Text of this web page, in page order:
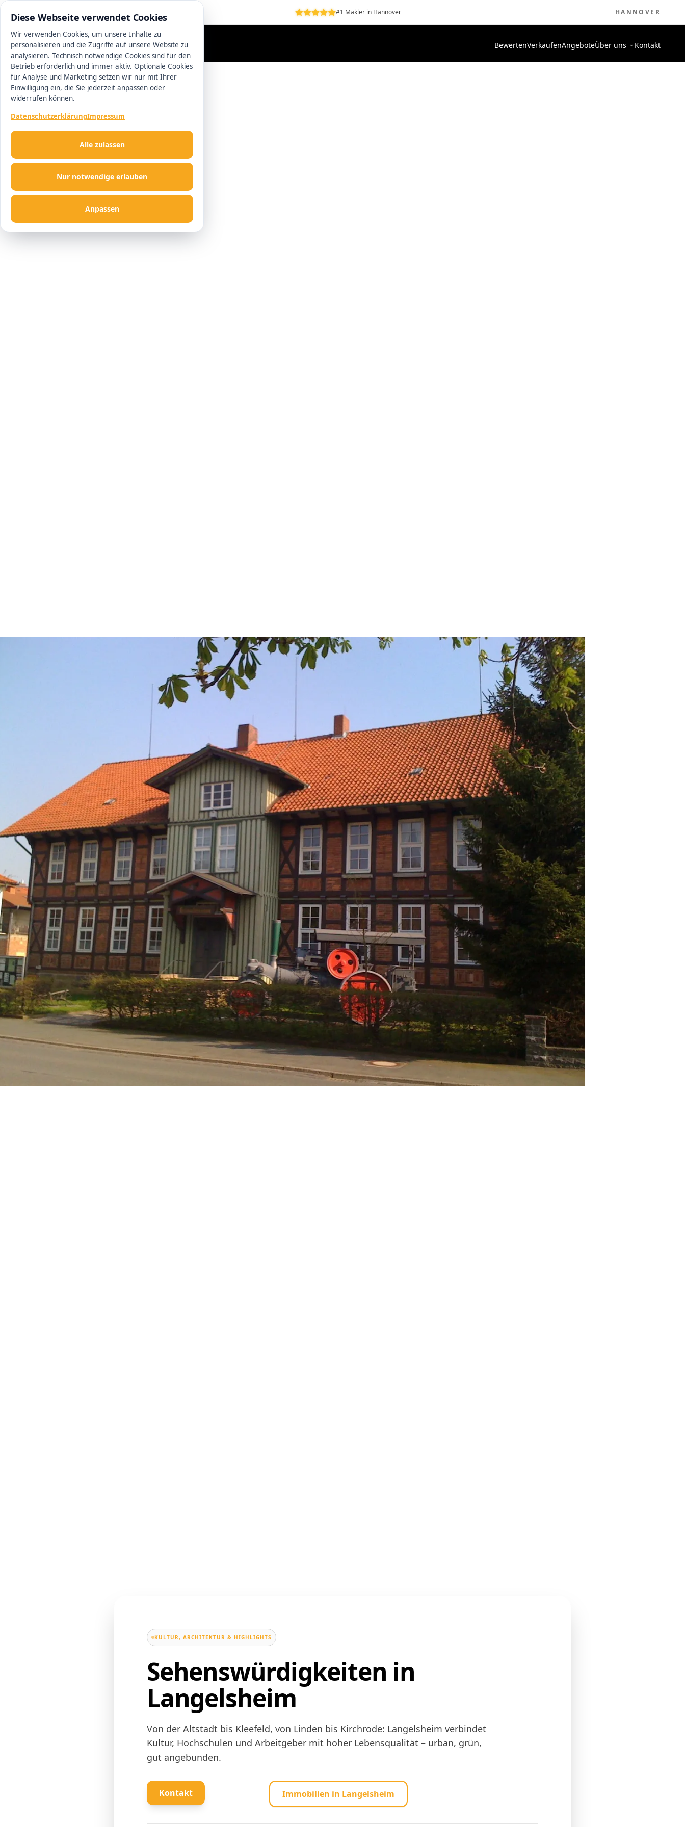
0511 13221100 #1 Makler in Hannover HANNOVER
BewertenVerkaufenAngeboteÜber uns Kontakt
KULTUR, ARCHITEKTUR & HIGHLIGHTS
Sehenswürdigkeiten in
Langelsheim
Von der Altstadt bis Kleefeld, von Linden bis Kirchrode: Langelsheim verbindet
Kultur, Hochschulen und Arbeitgeber mit hoher Lebensqualität – urban, grün,
gut angebunden.
Kontakt Immobilien in Langelsheim
Diese Webseite verwendet Cookies
Wir verwenden Cookies, um unsere Inhalte zu
personalisieren und die Zugriffe auf unsere Website zu
analysieren. Technisch notwendige Cookies sind für den
Betrieb erforderlich und immer aktiv. Optionale Cookies
für Analyse und Marketing setzen wir nur mit Ihrer
Einwilligung ein, die Sie jederzeit anpassen oder
widerrufen können.
DatenschutzerklärungImpressum
Nur notwendige erlauben
Anpassen
Alle zulassen